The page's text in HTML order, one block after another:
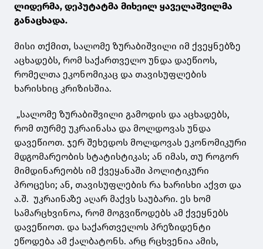
ლიდერმა, დეპუტატმა მიხეილ ყაველაშვილმა
განაცხადა.
მისი თქმით, სალომე ზურაბიშვილი იმ ქვეყნებზე
აცხადებს, რომ საქართველო უნდა დაეწიოს,
რომელთა ეკონომიკაც და თავისუფლების
ხარისხიც კრიზისშია.
„სალომე ზურაბიშვილი გამოდის და აცხადებს,
რომ თურმე უკრაინასა და მოლდოვას უნდა
დავეწიოთ. ჯერ შეხედოს მოლდოვას ეკონომიკური
მდგომარეობის სტატისტიკას; ან იმას, თუ როგორ
მიმდინარეობს იმ ქვეყანაში პოლიტიკური
პროცესი; ან, თავისუფლების რა ხარისხი აქვთ და
ა.შ. უკრაინაზე აღარ მაქვს საუბარი. ეს ხომ
სამარცხვინოა, რომ მოგვიწოდებს ამ ქვეყნებს
დავეწიოთ. და საქართველოს პრეზიდენტი
ეწოდება ამ ქალბატონს. არც რცხვენია ამის,